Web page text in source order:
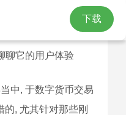
下载
比特派最新官网
聊它的用户体验
中, 于数字货币交易
的, 尤其针对那些刚